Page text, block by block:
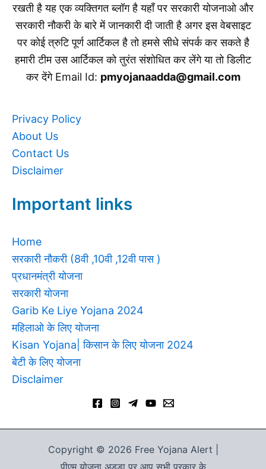
रखती है यह एक व्यक्तिगत ब्लॉग है यहाँ पर सरकारी योजनाओ और
सरकारी नौकरी के बारे में जानकारी दी जाती है अगर इस वेबसाइट
पर कोई त्रुटि पूर्ण आर्टिकल है तो हमसे सीधे संपर्क कर सकते है
हमारी टीम उस आर्टिकल को तुरंत संशोधित कर लेंगे या तो डिलीट
कर देंगे Email Id: pmyojanaadda@gmail.com
Privacy Policy
About Us
Contact Us
Disclaimer
Important links
Home
सरकारी नौकरी (8वी ,10वी ,12वी पास )
प्रधानमंत्री योजना
सरकारी योजना
Garib Ke Liye Yojana 2024
महिलाओ के लिए योजना
Kisan Yojana| किसान के लिए योजना 2024
बेटी के लिए योजना
Disclaimer
Copyright © 2026 Free Yojana Alert |